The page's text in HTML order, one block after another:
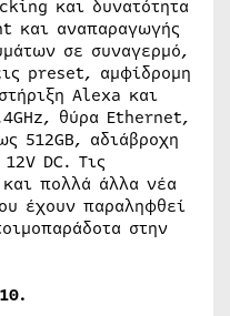
και δυνατότητα
και αναπαραγωγής
σε συναγερμό,
preset, αμφίδρομη
Alexa και
θύρα Ethernet,
512GB, αδιάβροχη
DC. Τις
πολλά άλλα νέα
έχουν παραληφθεί
στην